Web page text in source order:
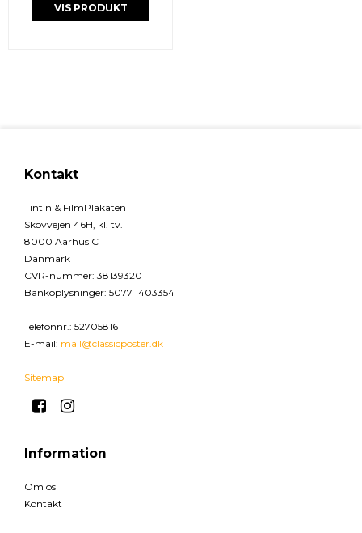
VIS PRODUKT
Kontakt
Tintin & FilmPlakaten
Skovvejen 46H, kl. tv.
8000 Aarhus C
Danmark
CVR-nummer: 38139320
Bankoplysninger: 5077 1403354
Telefonnr. : 52705816
E-mail: mail@classicposter.dk
Sitemap
Information
Om os
Kontakt